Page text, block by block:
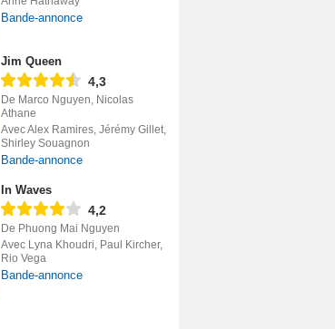
Bande-annonce
Jim Queen
4,3
De Marco Nguyen, Nicolas
Athane
Avec Alex Ramires, Jérémy Gillet,
Shirley Souagnon
Bande-annonce
In Waves
4,2
De Phuong Mai Nguyen
Avec Lyna Khoudri, Paul Kircher,
Rio Vega
Bande-annonce